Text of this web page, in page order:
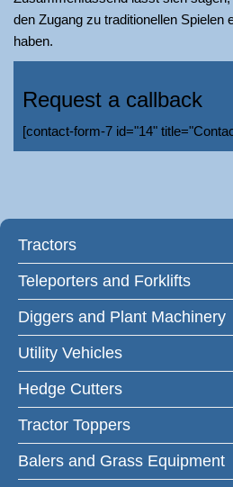
den Zugang zu traditionellen Spielen
haben.
Request a callback
[contact-form-7 id="14"
Tractors
Teleporters and Forklifts
Diggers and Plant Machinery
Utility Vehicles
Hedge Cutters
Tractor Toppers
Balers and Grass Equipment